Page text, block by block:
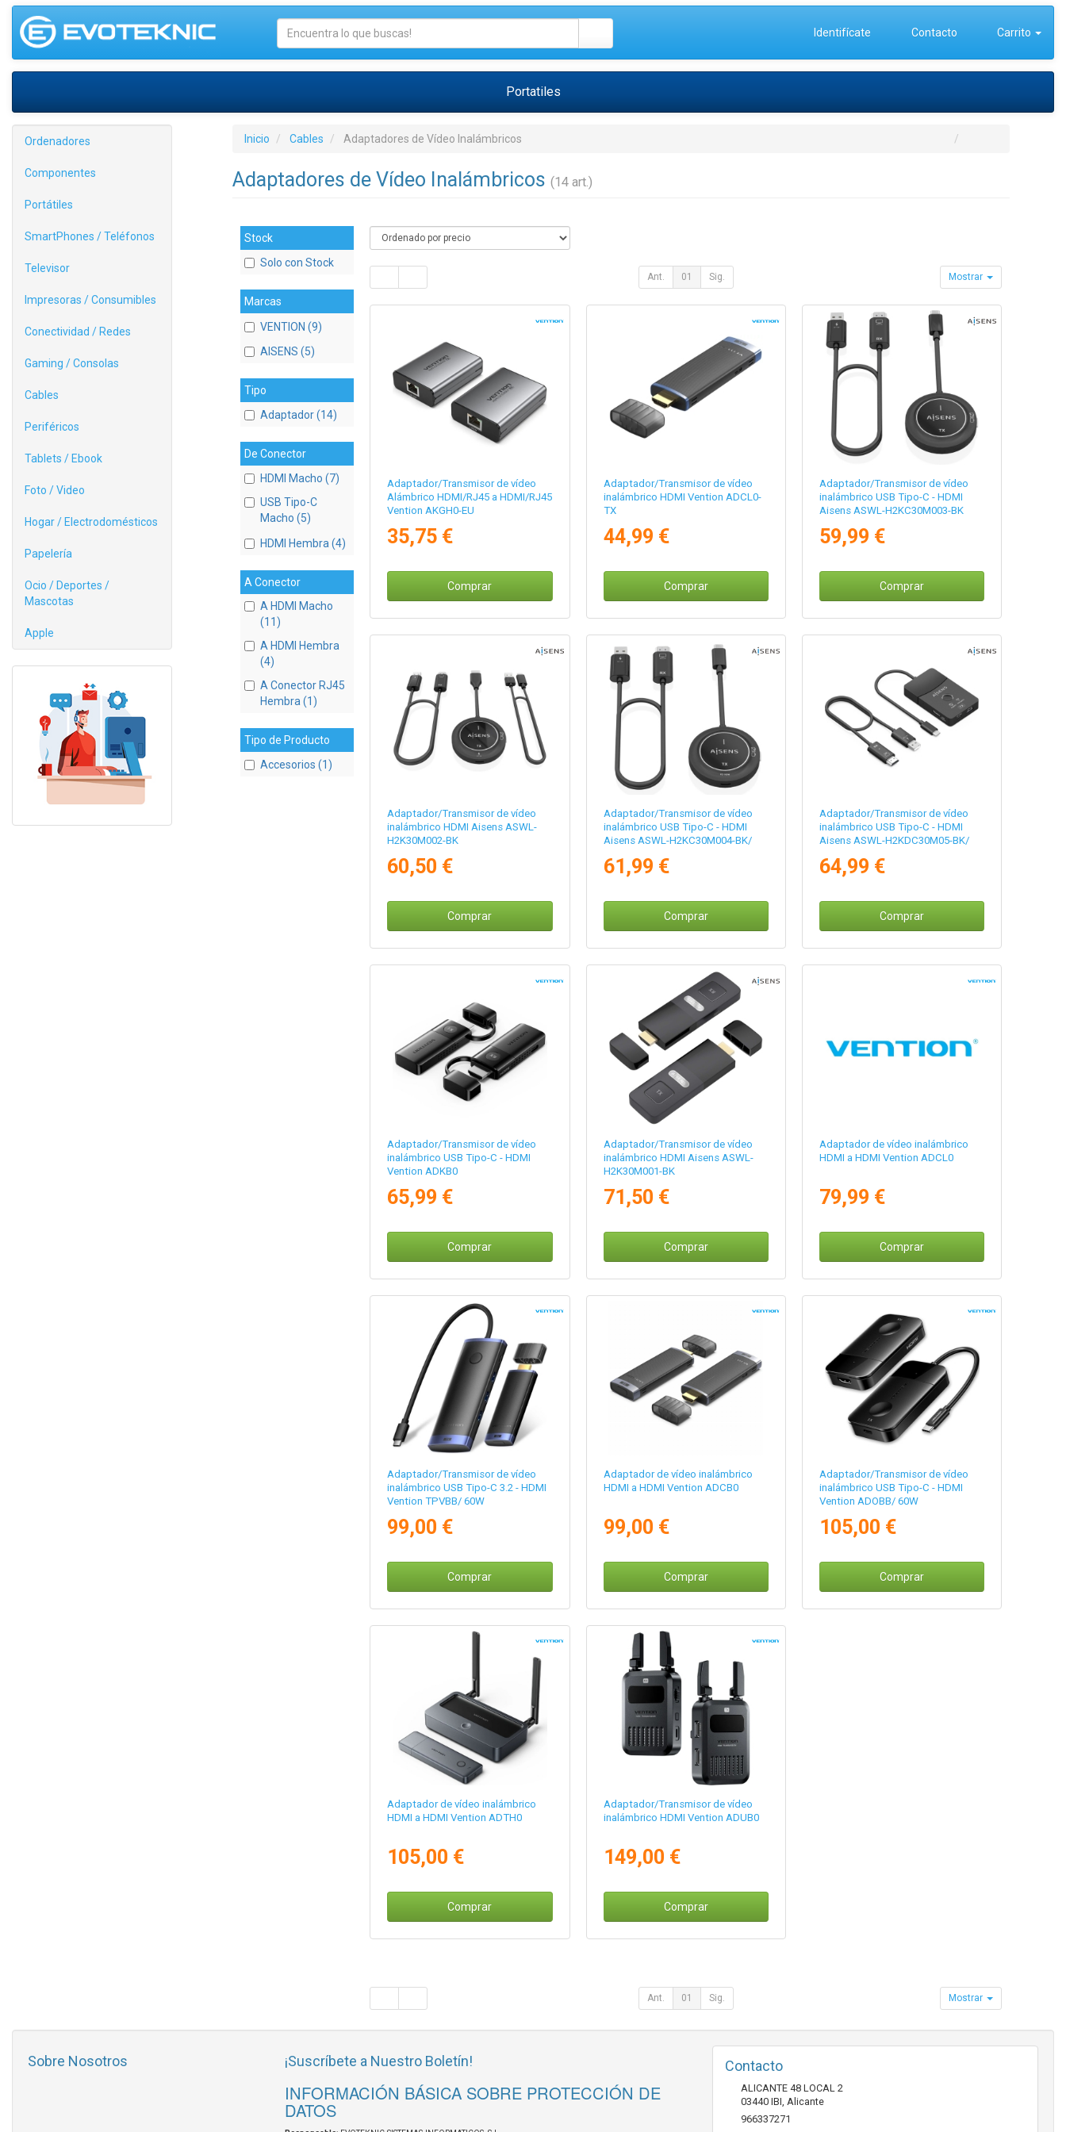
Identifícate Contacto Carrito
Portatiles
Ordenadores
Componentes
Portátiles
SmartPhones / Teléfonos
Televisor
Impresoras / Consumibles
Conectividad / Redes
Gaming / Consolas
Cables
Periféricos
Tablets / Ebook
Foto / Video
Hogar / Electrodomésticos
Papelería
Ocio / Deportes /
Mascotas
Apple
Inicio Cables Adaptadores de Vídeo Inalámbricos
Adaptadores de Vídeo Inalámbricos (14 art.)
Stock
Solo con Stock
Marcas
VENTION (9)
AISENS (5)
Tipo
Adaptador (14)
De Conector
HDMI Macho (7)
USB Tipo-C
Macho (5)
HDMI Hembra (4)
A Conector
A HDMI Macho
(11)
A HDMI Hembra
(4)
A Conector RJ45
Hembra (1)
Tipo de Producto
Accesorios (1)
Ant. 01 Sig. Mostrar
Adaptador/Transmisor de vídeo
Alámbrico HDMI/RJ45 a HDMI/RJ45
Vention AKGH0-EU
35,75 €
Comprar
Adaptador/Transmisor de vídeo
inalámbrico HDMI Vention ADCL0-
TX
44,99 €
Comprar
Adaptador/Transmisor de vídeo
inalámbrico USB Tipo-C - HDMI
Aisens ASWL-H2KC30M003-BK
59,99 €
Comprar
Adaptador/Transmisor de vídeo
inalámbrico HDMI Aisens ASWL-
H2K30M002-BK
60,50 €
Comprar
Adaptador/Transmisor de vídeo
inalámbrico USB Tipo-C - HDMI
Aisens ASWL-H2KC30M004-BK/
61,99 €
Comprar
Adaptador/Transmisor de vídeo
inalámbrico USB Tipo-C - HDMI
Aisens ASWL-H2KDC30M05-BK/
64,99 €
Comprar
Adaptador/Transmisor de vídeo
inalámbrico USB Tipo-C - HDMI
Vention ADKB0
65,99 €
Comprar
Adaptador/Transmisor de vídeo
inalámbrico HDMI Aisens ASWL-
H2K30M001-BK
71,50 €
Comprar
Adaptador de vídeo inalámbrico
HDMI a HDMI Vention ADCL0
79,99 €
Comprar
Adaptador/Transmisor de vídeo
inalámbrico USB Tipo-C 3.2 - HDMI
Vention TPVBB/ 60W
99,00 €
Comprar
Adaptador de vídeo inalámbrico
HDMI a HDMI Vention ADCB0
99,00 €
Comprar
Adaptador/Transmisor de vídeo
inalámbrico USB Tipo-C - HDMI
Vention ADOBB/ 60W
105,00 €
Comprar
Adaptador de vídeo inalámbrico
HDMI a HDMI Vention ADTH0
105,00 €
Comprar
Adaptador/Transmisor de vídeo
inalámbrico HDMI Vention ADUB0
149,00 €
Comprar
Ant. 01 Sig. Mostrar
Sobre Nosotros ¡Suscríbete a Nuestro Boletín!
INFORMACIÓN BÁSICA SOBRE PROTECCIÓN DE
DATOS
Contacto
ALICANTE 48 LOCAL 2
03440 IBI Alicante
966337271